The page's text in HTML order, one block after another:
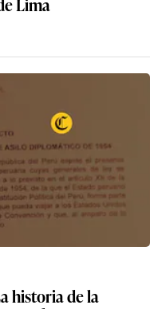
historia de la